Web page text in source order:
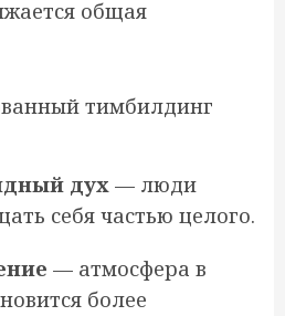
общая
тимбилдинг
дух — люди
себя частью целого.
— атмосфера в
более